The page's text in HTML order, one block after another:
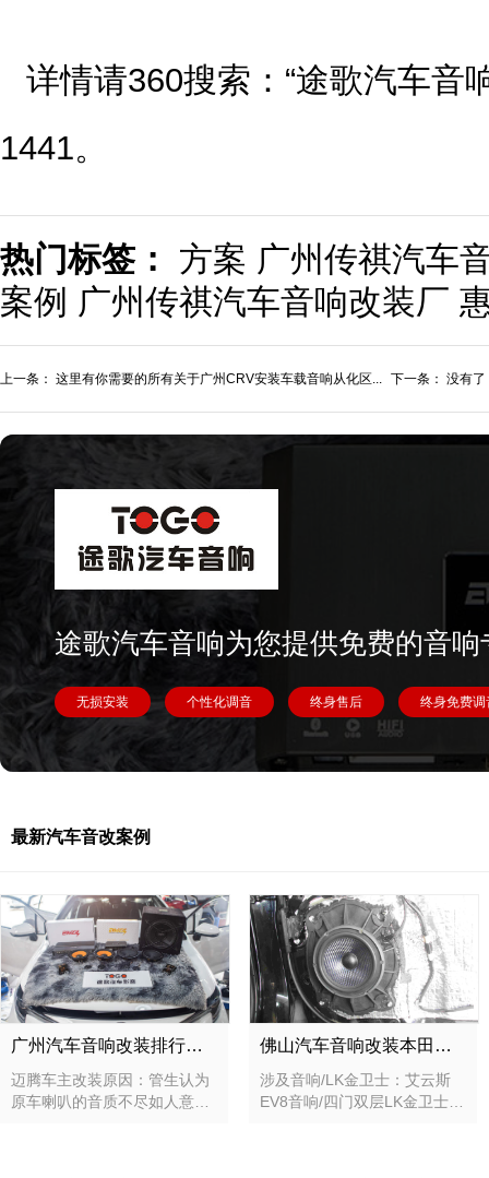
详情请360搜索：“途歌汽车音
1441。
热门标签： 方案 广州传祺汽车
案例 广州传祺汽车音响改装厂
上一条： 这里有你需要的所有关于广州CRV安装车载音响从化区... 下一条： 没有了
途歌汽车音响为您提供免费的音
无损安装 个性化调音 终身售后 终身免费调
最新汽车音改案例
广州汽车音响改装排行皇冠，广东改装升级汽车音响案例
迈腾车主改装原因：管生认为
原车喇叭的音质不尽如人意，
佛山汽车音响改装本田轩逸，广东佛山隔音汽车音响隔音改装升级案例
涉及音响/LK金卫士：艾云斯
EV8音响/四门双层LK金卫士隔